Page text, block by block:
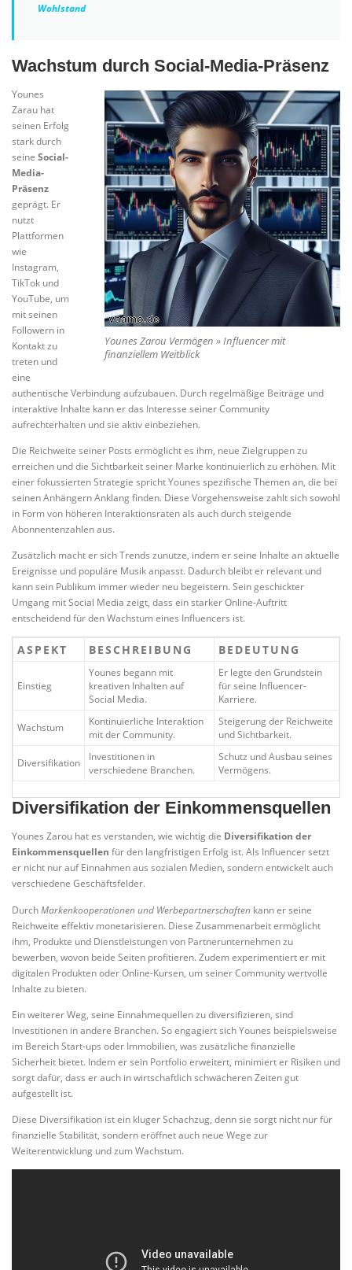
Wohlstand
Wachstum durch Social-Media-Präsenz
Younes Zarou Vermögen » Influencer mit
finanziellem Weitblick
Younes
Zarau hat
seinen Erfolg
stark durch
seine Social-
Media-
Präsenz
geprägt. Er
nutzt
Plattformen
wie
Instagram,
TikTok und
YouTube, um
mit seinen
Followern in
Kontakt zu
treten und
eine
authentische Verbindung aufzubauen. Durch regelmäßige Beiträge und
interaktive Inhalte kann er das Interesse seiner Community
aufrechterhalten und sie aktiv einbeziehen.
Die Reichweite seiner Posts ermöglicht es ihm, neue Zielgruppen zu
erreichen und die Sichtbarkeit seiner Marke kontinuierlich zu erhöhen. Mit
einer fokussierten Strategie spricht Younes spezifische Themen an, die bei
seinen Anhängern Anklang finden. Diese Vorgehensweise zahlt sich sowohl
in Form von höheren Interaktionsraten als auch durch steigende
Abonnentenzahlen aus.
Zusätzlich macht er sich Trends zunutze, indem er seine Inhalte an aktuelle
Ereignisse und populäre Musik anpasst. Dadurch bleibt er relevant und
kann sein Publikum immer wieder neu begeistern. Sein geschickter
Umgang mit Social Media zeigt, dass ein starker Online-Auftritt
entscheidend für den Wachstum eines Influencers ist.
ASPEKT BESCHREIBUNG BEDEUTUNG
Einstieg
Younes begann mit
kreativen Inhalten auf
Social Media.
Er legte den Grundstein
für seine Influencer-
Karriere.
Wachstum
Kontinuierliche Interaktion
mit der Community.
Steigerung der Reichweite
und Sichtbarkeit.
Diversifikation
Investitionen in
verschiedene Branchen.
Schutz und Ausbau seines
Vermögens.
Diversifikation der Einkommensquellen
Younes Zarou hat es verstanden, wie wichtig die Diversifikation der
Einkommensquellen für den langfristigen Erfolg ist. Als Influencer setzt
er nicht nur auf Einnahmen aus sozialen Medien, sondern entwickelt auch
verschiedene Geschäftsfelder.
DurchMarkenkooperationen und Werbepartnerschaften kann er seine
Reichweite effektiv monetarisieren. Diese Zusammenarbeit ermöglicht
ihm, Produkte und Dienstleistungen von Partnerunternehmen zu
bewerben, wovon beide Seiten profitieren. Zudem experimentiert er mit
digitalen Produkten oder Online-Kursen, um seiner Community wertvolle
Inhalte zu bieten.
Ein weiterer Weg, seine Einnahmequellen zu diversifizieren, sind
Investitionen in andere Branchen. So engagiert sich Younes beispielsweise
im Bereich Start-ups oder Immobilien, was zusätzliche finanzielle
Sicherheit bietet. Indem er sein Portfolio erweitert, minimiert er Risiken und
sorgt dafür, dass er auch in wirtschaftlich schwächeren Zeiten gut
aufgestellt ist.
Diese Diversifikation ist ein kluger Schachzug, denn sie sorgt nicht nur für
finanzielle Stabilität, sondern eröffnet auch neue Wege zur
Weiterentwicklung und zum Wachstum.